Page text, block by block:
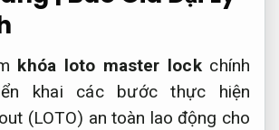
khóa loto master lockchính
khai các bước thực hiện
(LOTO) an toàn lao động cho